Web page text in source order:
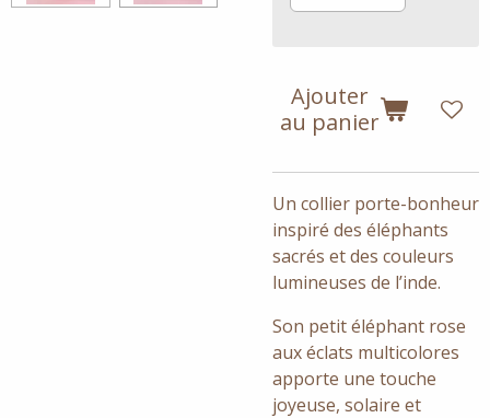
Ajouter
au panier
Un collier porte-bonheur
inspiré des éléphants
sacrés et des couleurs
lumineuses de l’inde.
Son petit éléphant rose
aux éclats multicolores
apporte une touche
joyeuse, solaire et